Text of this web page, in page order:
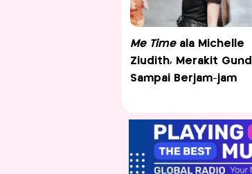
Me Timeala Michelle
Ziudith, Merakit
Sampai Berjam-jam